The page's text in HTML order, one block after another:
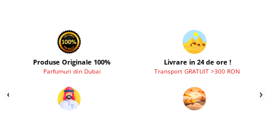
Produse Originale 100%
Parfumuri din Dubai
Livrare in 24 de ore !
Transport GRATUIT >300 RON